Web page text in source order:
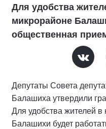
Для удобства
микрорайоне
общественная
Депутаты Совета
Балашиха утвердили
Для удобства жителей
Балашихи будет